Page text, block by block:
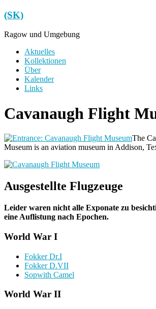
Zum
Inhalt
springen
(SK)
Ragow und Umgebung
Menü
Aktuelles
Kollektionen
Über
Kalender
Links
Cavanaugh Flight
The
Museum is an aviation museum in Addison,
Ausgestellte Flugzeuge
Leider waren nicht alle Exponate zu
eine Auflistung nach Epochen.
World War I
Fokker Dr.I
Fokker D.VII
Sopwith Camel
World War II